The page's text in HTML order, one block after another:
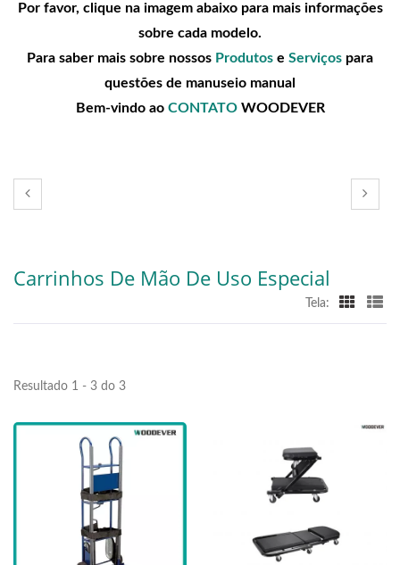
Por favor, clique na imagem abaixo para mais informações
sobre cada modelo.
Para saber mais sobre nossos Produtos e Serviços para
questões de manuseio manual
Bem-vindo ao CONTATOWOODEVER
Carrinhos De Mão De Uso Especial
Tela:
Resultado 1 - 3 do 3